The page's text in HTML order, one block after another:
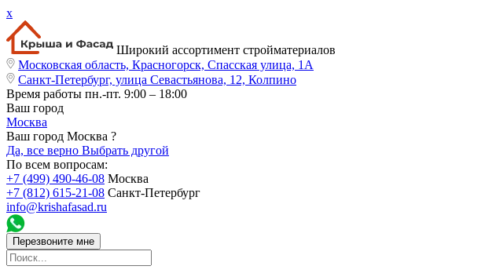
x
Широкий ассортимент стройматериалов
Московская область, Красногорск, Спасская улица, 1А
Санкт-Петербург, улица Севастьянова, 12, Колпино
Время работы пн.-пт. 9:00 – 18:00
Ваш город
Москва
Ваш город Москва ?
Да, все верно Выбрать другой
По всем вопросам:
+7 (499) 490-46-08 Москва
+7 (812) 615-21-08 Санкт-Петербург
info@krishafasad.ru
Перезвоните мне